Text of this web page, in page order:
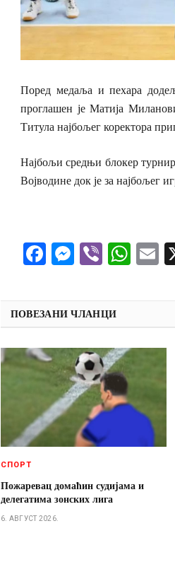
Поред медаља и пехара
проглашен је Матија
Титула најбољег коректора
Најбољи средњи блокер
Војводине док је за најбољег
Facebook
Messenger
Viber
ПОВЕЗАНИ ЧЛАНЦИ
СПОРТ
Пожаревац домаћин судијама и
делегатима зонских лига
6. АВГУСТ 2026.